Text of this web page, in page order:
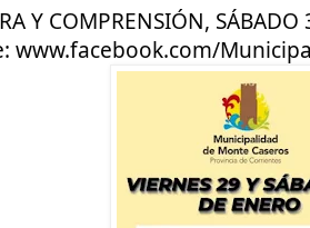
Y COMPRENSIÓN,
www.facebook.com/